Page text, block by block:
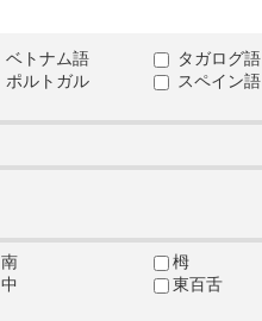
ベトナム語
タガログ語
ポルトガル
スペイン語
南
栂
中
東百舌